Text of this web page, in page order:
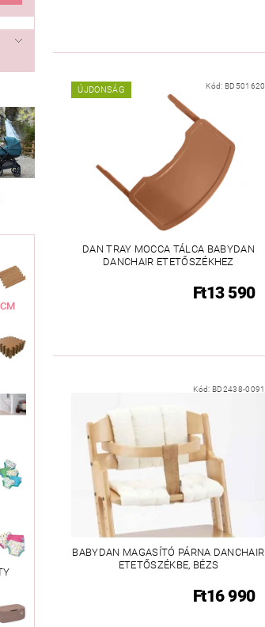
ÚJDONSÁG Kód: BD501620
DAN TRAY MOCCA TÁLCA BABYDAN
DANCHAIR ETETŐSZÉKHEZ
Ft13 590
Kód: BD2438-0091
BABYDAN MAGASÍTÓ PÁRNA DANCHAIR
ETETŐSZÉKBE, BÉZS
Ft16 990